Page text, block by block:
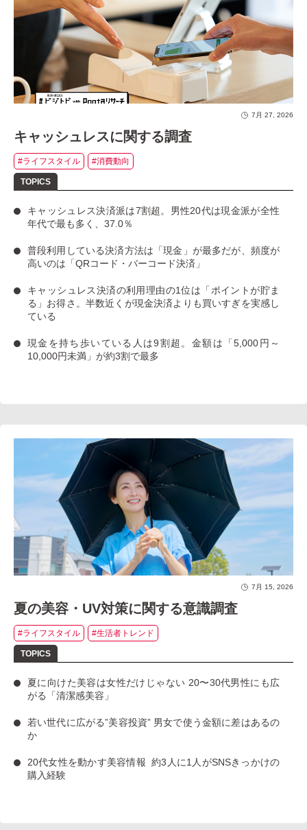
7月 27, 2026
キャッシュレスに関する調査
#ライフスタイル #消費動向
キャッシュレス決済派は7割超。男性20代は現金派が全性
年代で最も多く、37.0％
普段利用している決済方法は「現金」 が最多だが、 頻度が
高いのは「QRコード・バーコード決済」
キャッシュレス決済の利用理由の1位は「ポイントが貯ま
る」お得さ。 半数近くが現金決済よりも買いすぎを実感し
ている
現金を持ち歩いている人は9割超 。金額は「5,000円～
10,000円未満」が約3割で最多
7月 15, 2026
夏の美容・UV対策に関する意識調査
#ライフスタイル #生活者トレンド
夏に向けた美容は女性だけじゃない 20〜30代男性にも広
がる「清潔感美容」
若い世代に広がる”美容投資” 男女で使う金額に差はあるの
か
20代女性を動かす美容情報約3人に1人がSNSきっかけの
購入経験